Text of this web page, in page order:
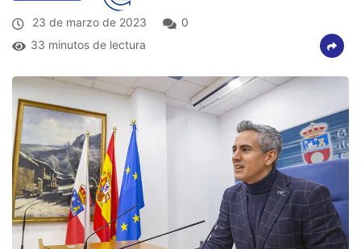
23 de marzo de 2023
0
33 minutos de lectura